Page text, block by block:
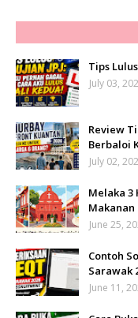
Tips
July 03,
Review
Berbaloi
July 02,
Melaka 3
Makanan
June 25,
Contoh
Sarawak
June 11,